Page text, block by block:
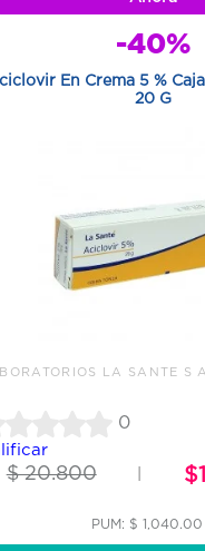
-40%
En Crema 5 % Caja
20 G
LA SANTE S A
0
$ 20.800 |
PUM: $ 1,040.00